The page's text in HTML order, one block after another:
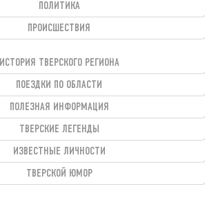
ПОЛИТИКА
ПРОИСШЕСТВИЯ
ИСТОРИЯ ТВЕРСКОГО РЕГИОНА
ПОЕЗДКИ ПО ОБЛАСТИ
ПОЛЕЗНАЯ ИНФОРМАЦИЯ
ТВЕРСКИЕ ЛЕГЕНДЫ
ИЗВЕСТНЫЕ ЛИЧНОСТИ
ТВЕРСКОЙ ЮМОР